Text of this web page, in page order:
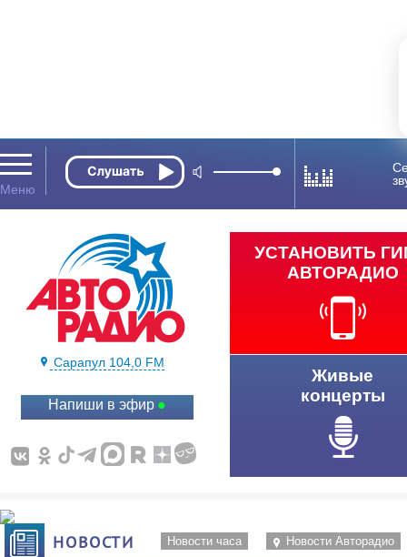
Сарапул 104,0 FM
Напиши в эфир
УСТАНОВИТЬ
АВТОРАДИО
Живые
концерты
НОВОСТИ Новости часа Новости Авторадио